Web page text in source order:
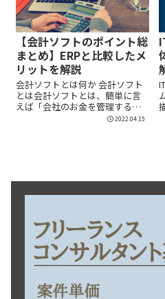
【会計ソフトのポイント総
まとめ】ERPと比較したメ
リットを解説
会計ソフトとは何か 会計ソフト
とは会計ソフトとは、簡単に言
えば「会社のお金を管理するシ
2022.04.15